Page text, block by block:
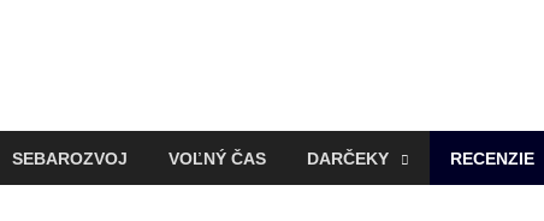
SEBAROZVOJ VOĽNÝ ČAS DARČEKY RECENZIE